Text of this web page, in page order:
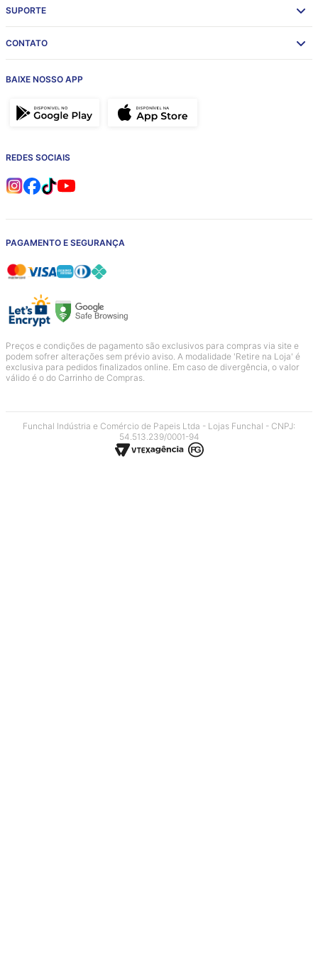
SUPORTE
CONTATO
BAIXE NOSSO APP
REDES SOCIAIS
PAGAMENTO E SEGURANÇA
Preços e condições de pagamento são exclusivos para compras via site e
podem sofrer alterações sem prévio aviso. A modalidade 'Retire na Loja' é
exclusiva para pedidos finalizados online. Em caso de divergência, o valor
válido é o do Carrinho de Compras.
Funchal Indústria e Comércio de Papeis Ltda - Lojas Funchal - CNPJ:
54.513.239/0001-94